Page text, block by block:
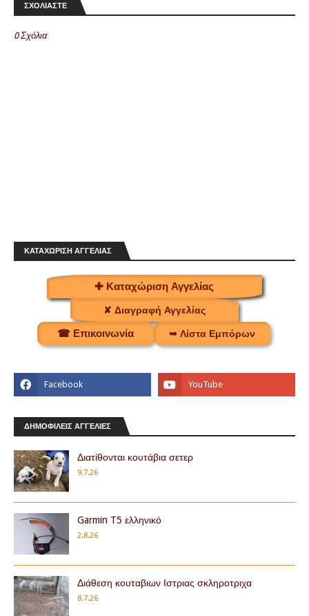
ΣΧΟΛΙΑΣΤΕ
0 Σχόλια
ΚΑΤΑΧΩΡΙΣΗ ΑΓΓΕΛΙΑΣ
✚ Καταχώριση Αγγελίας
✘ Διαγραφή Αγγελίας
☎ Επικοινωνία ➥ Λίστα Εμπόρων
ΔΗΜΟΦΙΛΕΙΣ ΑΓΓΕΛΙΕΣ
Διατίθονται κουτάβια σετερ
9.7.26
Garmin T5 ελληνικό
2.8.26
Διάθεση κουταβιων Ιστριας σκληροτριχα
8.7.26